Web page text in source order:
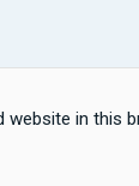
website in this